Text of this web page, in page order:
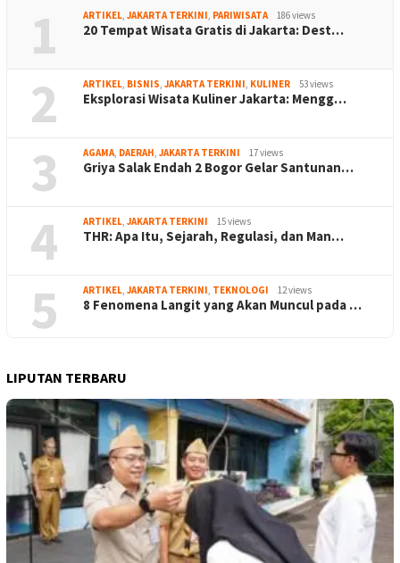
1 ARTIKEL, JAKARTA TERKINI, PARIWISATA 186 views
20 Tempat Wisata Gratis di Jakarta: Dest…
2 ARTIKEL, BISNIS, JAKARTA TERKINI, KULINER 53 views
Eksplorasi Wisata Kuliner Jakarta: Mengg…
3 AGAMA, DAERAH, JAKARTA TERKINI 17 views
Griya Salak Endah 2 Bogor Gelar Santunan…
4 ARTIKEL, JAKARTA TERKINI 15 views
THR: Apa Itu, Sejarah, Regulasi, dan Man…
5 ARTIKEL, JAKARTA TERKINI, TEKNOLOGI 12 views
8 Fenomena Langit yang Akan Muncul pada …
LIPUTAN TERBARU